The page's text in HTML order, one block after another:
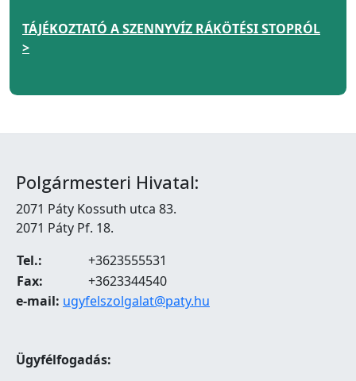
TÁJÉKOZTATÓ A SZENNYVÍZ RÁKÖTÉSI STOPRÓL
>
Polgármesteri Hivatal:
2071 Páty Kossuth utca 83.
2071 Páty Pf. 18.
Tel.:
+3623555531
Fax:
+3623344540
e-mail: ugyfelszolgalat@paty.hu
Ügyfélfogadás: